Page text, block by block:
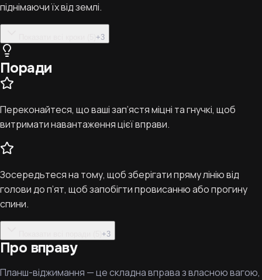
піднімаючи їх від землі.
+3
Поради
Переконайтеся, що ваші зап’ястя міцні та гнучкі, щоб
витримати навантаження цієї вправи.
Зосередьтеся на тому, щоб зберігати пряму лінію від
голови до п’ят, щоб запобігти провисанню або прогину
спини.
+3
Про вправу
Планш-віджимання — це складна вправа з власною вагою,